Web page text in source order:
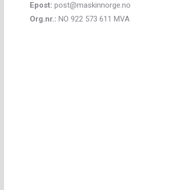
Epost: post@maskinnorge.no
Org.nr.: NO 922 573 611 MVA